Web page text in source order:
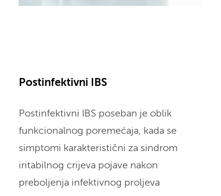
Postinfektivni IBS
Postinfektivni IBS poseban je oblik
funkcionalnog poremećaja, kada se
simptomi karakteristični za sindrom
iritabilnog crijeva pojave nakon
preboljenja infektivnog proljeva